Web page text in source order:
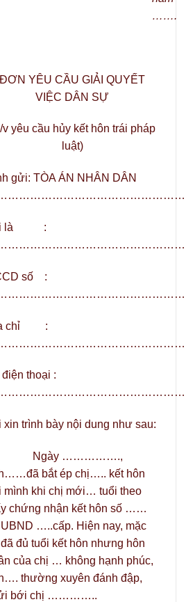
…….
ĐƠN YÊU CẦU GIẢI QUYẾT
VIỆC DÂN SỰ
v yêu cầu hủy kết hôn trái pháp
luật)
gửi: TÒA ÁN NHÂN DÂN
là :
số :
chỉ :
điện thoại :
xin trình bày nội dung như sau:
…………….,
bắt ép chị….. kết hôn
mình khi chị mới… tuổi theo
chứng nhận kết hôn số ……
…..cấp. Hiện nay, mặc
đủ tuổi kết hôn nhưng hôn
của chị … không hạnh phúc,
thường xuyên đánh đập,
bới chị …………..